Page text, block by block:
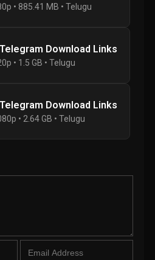
• 885.41 MB • Telugu
Download Links
• 1.5 GB • Telugu
Download Links
• 2.64 GB • Telugu